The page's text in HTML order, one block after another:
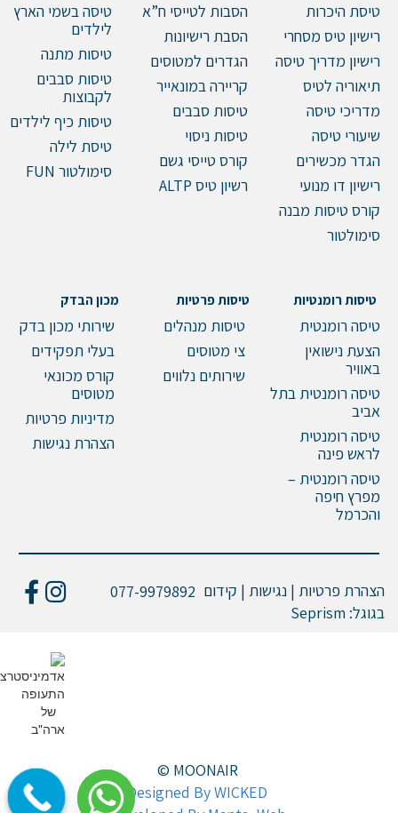
טיסת היכרות
רישיון טיס מסחרי
רישיון מדריך טיסה
תיאוריה לטיס
מדריכי טיסה
שיעורי טיסה
הגדר מכשירים
רישיון דו מנועי
קורס טיסות מבנה
סימולטור
הסבות לטייסי ח”א
הסבת רישיונות
הגדרים למטוסים
קריירה במונאייר
טיסות סבבים
טיסות ניסוי
קורס טייסי גשם
רשיון טיס ALTP
טיסה בשמי הארץ
לילדים
טיסות מתנה
טיסות סבבים
לקבוצות
טיסות כיף לילדים
טיסת לילה
סימולטור FUN
טיסות רומנטיות
טיסה רומנטית
הצעת נישואין
באוויר
טיסה רומנטית בתל
אביב
טיסה רומנטית
לראש פינה
טיסה רומנטית –
מפרץ חיפה
והכרמל
טיסות פרטיות
טיסות מנהלים
צי מטוסים
שירותים נלווים
מכון הבדק
שירותי מכון בדק
בעלי תפקידים
קורס מכונאי
מטוסים
מדיניות פרטיות
הצהרת נגישות
הצהרת פרטיות | נגישות | קידום
בגוגל: Seprism
077-9979892
© MOONAIR
Designed By WICKED